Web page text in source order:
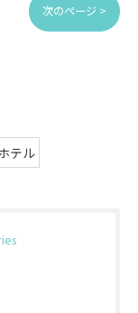
次のページ >
テル